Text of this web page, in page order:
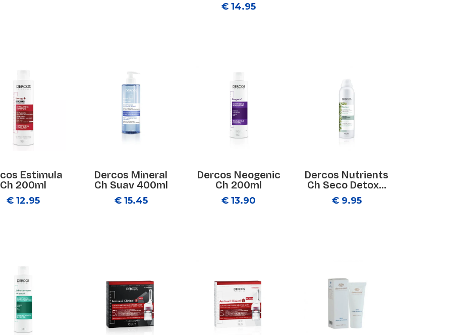
€ 14.95
Estimula
Ch 200ml
€ 12.95
Dercos Mineral
Ch Suav 400ml
€ 15.45
Dercos Neogenic
Ch 200ml
€ 13.90
Dercos Nutrients
Ch Seco Detox...
€ 9.95